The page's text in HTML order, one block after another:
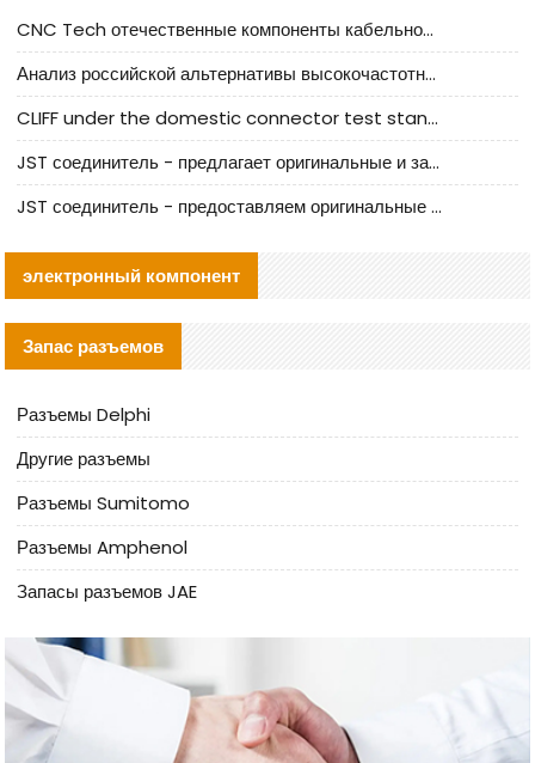
CNC Tech отечественные компоненты кабельной арматуры оценка и руководство по производственному внедрению
Анализ российской альтернативы высокочастотных кабельных колодцев I-PEX
CLIFF under the domestic connector test standard update
JST соединитель - предлагает оригинальные и заменяющие JST NSHR-02V-S соединители
JST соединитель - предоставляем оригинальные JST GHR-09V-S соединители и их аналоги
электронный компонент
Запас разъемов
Разъемы Delphi
Другие разъемы
Разъемы Sumitomo
Разъемы Amphenol
Запасы разъемов JAE